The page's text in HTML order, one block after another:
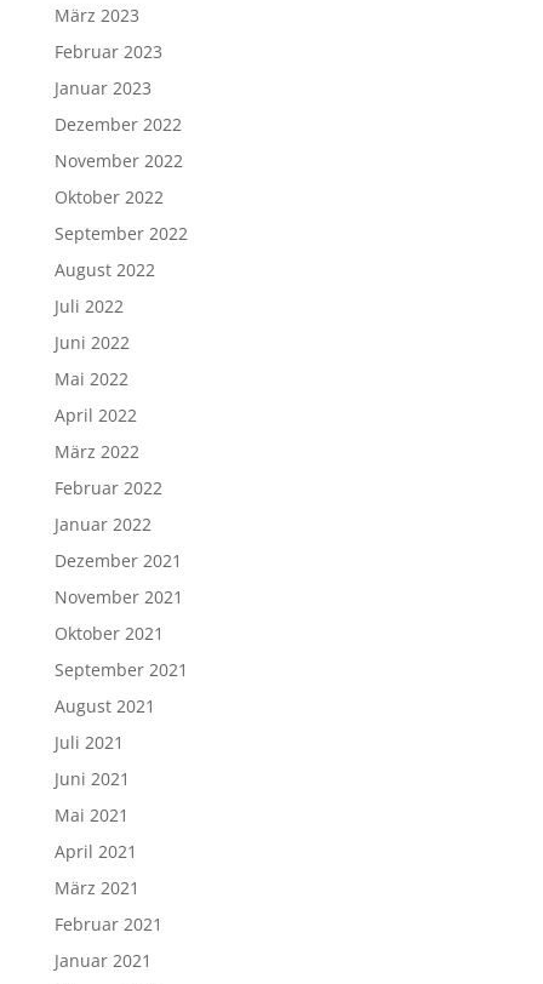
März 2023
Februar 2023
Januar 2023
Dezember 2022
November 2022
Oktober 2022
September 2022
August 2022
Juli 2022
Juni 2022
Mai 2022
April 2022
März 2022
Februar 2022
Januar 2022
Dezember 2021
November 2021
Oktober 2021
September 2021
August 2021
Juli 2021
Juni 2021
Mai 2021
April 2021
März 2021
Februar 2021
Januar 2021